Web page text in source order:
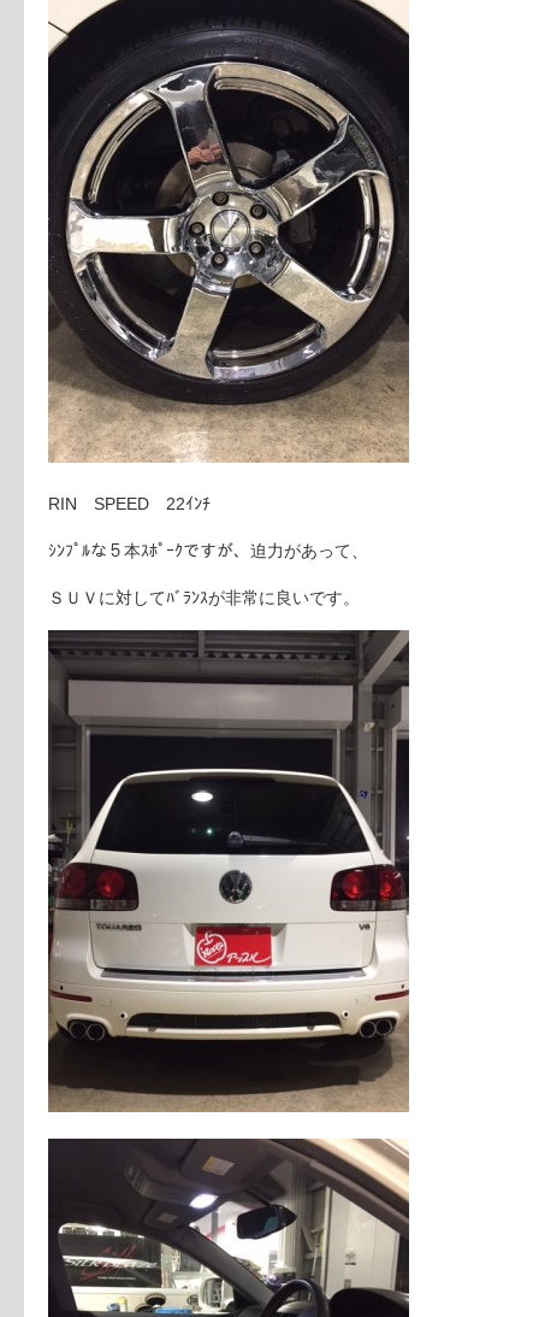
RIN SPEED 22ｲﾝﾁ
ｼﾝﾌﾟﾙな５本ｽﾎﾟｰｸですが、迫力があって、
ＳＵＶに対してﾊﾞﾗﾝｽが非常に良いです。